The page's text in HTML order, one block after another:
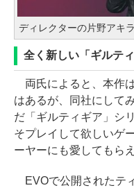
ディレクターの片野アキ
全く新しい「ギルテ
両氏によると、本作
はあるが、同社にして
だ「ギルティギア」シ
そプレイして欲しいゲ
ーヤーにも愛してもら
EVOで公開されたテ